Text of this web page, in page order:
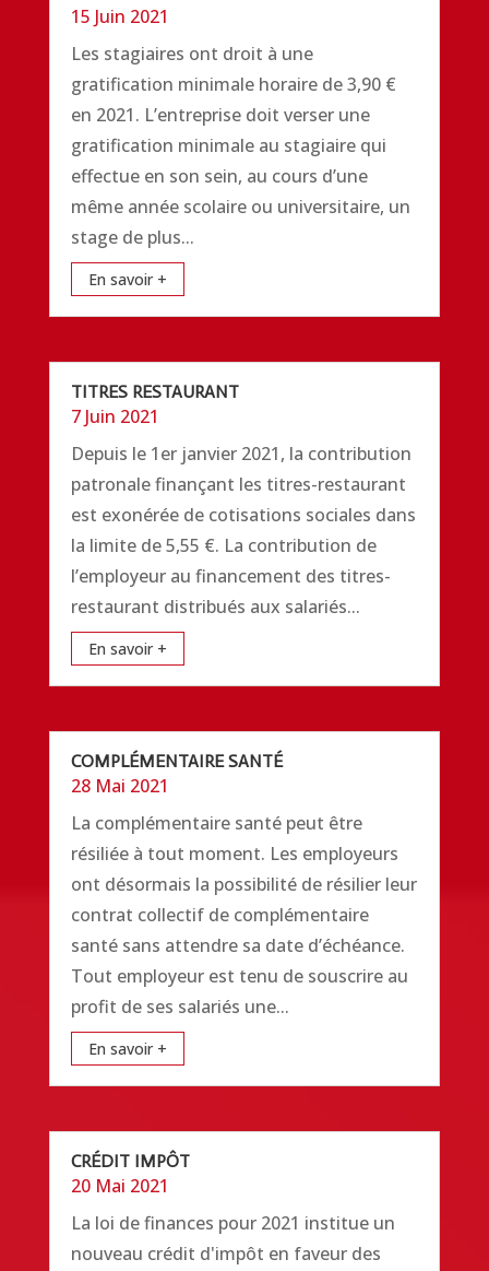
15 Juin 2021
Les stagiaires ont droit à une
gratification minimale horaire de 3,90 €
en 2021. L’entreprise doit verser une
gratification minimale au stagiaire qui
effectue en son sein, au cours d’une
même année scolaire ou universitaire, un
stage de plus...
En savoir +
TITRES RESTAURANT
7 Juin 2021
Depuis le 1er janvier 2021, la contribution
patronale finançant les titres-restaurant
est exonérée de cotisations sociales dans
la limite de 5,55 €. La contribution de
l’employeur au financement des titres-
restaurant distribués aux salariés...
En savoir +
COMPLÉMENTAIRE SANTÉ
28 Mai 2021
La complémentaire santé peut être
résiliée à tout moment. Les employeurs
ont désormais la possibilité de résilier leur
contrat collectif de complémentaire
santé sans attendre sa date d’échéance.
Tout employeur est tenu de souscrire au
profit de ses salariés une...
En savoir +
CRÉDIT IMPÔT
20 Mai 2021
La loi de finances pour 2021 institue un
nouveau crédit d'impôt en faveur des